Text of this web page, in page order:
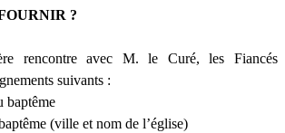
?
rencontre avec M. le Curé, les Fiancés
suivants :
baptême
(ville et nom de l’église)